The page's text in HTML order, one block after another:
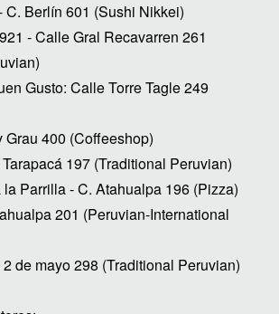
C. Berlín 601 (Sushi Nikkei)
- Calle Gral Recavarren 261
Gusto: Calle Torre Tagle 249
Grau 400 (Coffeeshop)
197 (Traditional Peruvian)
Parrilla - C. Atahualpa 196 (Pizza)
201 (Peruvian-International
de mayo 298 (Traditional Peruvian)